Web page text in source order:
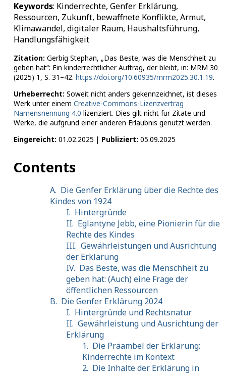
Keywords: Kinderrechte,Genfer Erklärung,
Ressourcen, Zukunft, bewaffnete Konflikte,Armut,
Klimawandel,digitaler Raum, Haushaltsführung,
Handlungsfähigkeit
Zitation:Gerbig Stephan, „Das Beste, was die Menschheit zu
geben hat“: Ein kinderrechtlicher Auftrag, der bleibt, in: MRM 30
(2025) 1, S. 31–42.https://doi.org/10.60935/mrm2025.30.1.19.
Urheberrecht:Soweit nicht anders gekennzeichnet, ist dieses
Werk unter einemCreative-Commons-Lizenzvertrag
Namensnennung 4.​0 lizenziert. Dies gilt nicht für Zitate und
Werke, die aufgrund einer anderen Erlaubnis genutzt werden.
Eingereicht:01.02.2025 | Publiziert:05.09.2025
Contents
A. Die Genfer Erklärung über die Rechte des
Kindes von 1924
I. Hintergründe
II. Eglantyne Jebb, eine Pionierin für die
Rechte des Kindes
III.Gewährleistungen und Ausrichtung
der Erklärung
IV. Das Beste, was die Menschheit zu
geben hat: (Auch) eine Frage der
öffentlichen Ressourcen
B. Die Genfer Erklärung 2024
I. Hintergründe und Rechtsnatur
II.Gewährleistung und Ausrichtung der
Erklärung
1. Die Präambel der Erklärung:
Kinderrechte im Kontext
2. Die Inhalte der Erklärung in